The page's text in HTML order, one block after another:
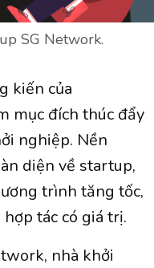
SG Network.
kiến ​​của
mục đích thúc đẩy
nghiệp. Nền
diện về startup,
trình tăng tốc,
tác có giá trị.
nhà khởi